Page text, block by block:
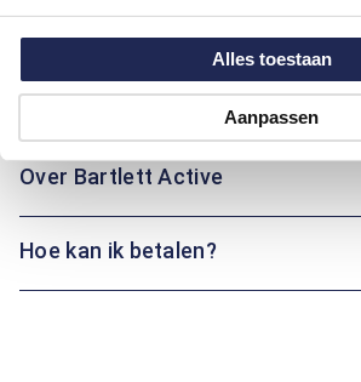
Alles toestaan
Aanpassen
hele dag door.
Maatinformatie
Over Bartlett Active
Hoe kan ik betalen?